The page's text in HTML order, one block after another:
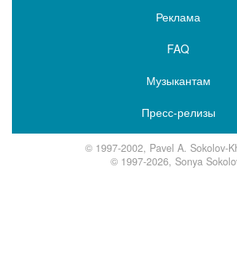
Реклама
FAQ
Музыкантам
Пресс-релизы
© 1997-2002, Pavel A. Sokolov-
© 1997-2026, Sonya